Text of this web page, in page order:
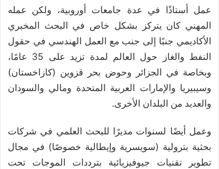
عمل أستاذًا في عدة جامعات أوروبية، ولكن عمله
المهني كان يتركز بشكل خاص في البحث المخبري
الأكاديمي جنبًا إلى جنب مع العمل الهندسي في حقول
النفط والغاز حول العالم لمدة تزيد على 35 عامًا،
وبخاصة في الجزائر وحوض بحر قزوين (كازاخستان)
وسيبيريا والإمارات العربية المتحدة ومالي والسودان
والعديد من البلدان الأخرى.
وعمل أيضًا لسنوات مديرًا للبحث العلمي في شركات
بحثية بترولية (سويسرية وإيطالية خصوصًا) في مجال
تطوير تقنيات جيوفيزيائية بترددات الموجات تحت